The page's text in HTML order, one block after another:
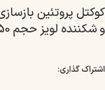
کوکتل پروتئین
و شکننده لویز حجم 250 میل
اشتراک گذاری: